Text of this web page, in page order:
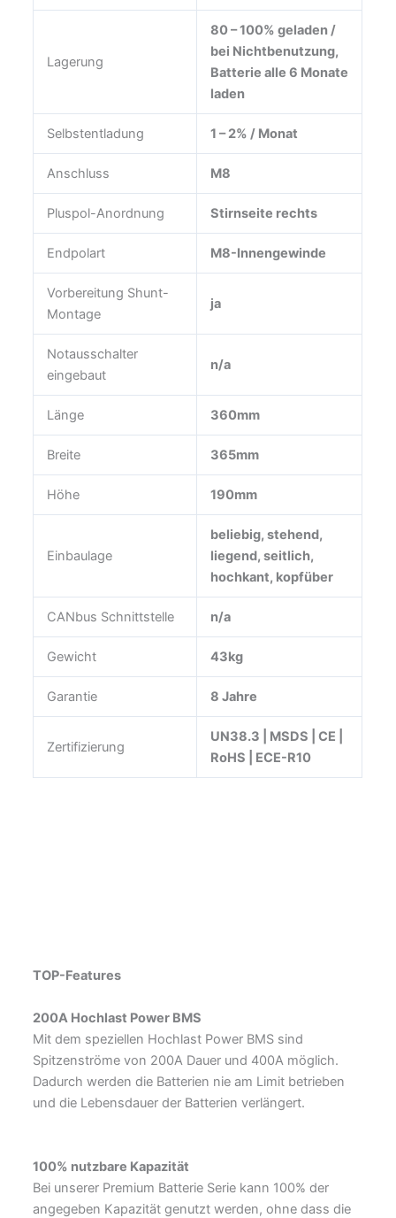
Lagerung
80 – 100% geladen /
bei Nichtbenutzung,
Batterie alle 6 Monate
laden
Selbstentladung 1 – 2% / Monat
Anschluss M8
Pluspol-Anordnung Stirnseite rechts
Endpolart M8-Innengewinde
Vorbereitung Shunt-
Montage
ja
Notausschalter
eingebaut
n/a
Länge 360mm
Breite 365mm
Höhe 190mm
Einbaulage
beliebig, stehend,
liegend, seitlich,
hochkant, kopfüber
CANbus Schnittstelle n/a
Gewicht 43kg
Garantie 8 Jahre
Zertifizierung
UN38.3 | MSDS | CE |
RoHS | ECE-R10
TOP-Features
200A Hochlast Power BMS
Mit dem speziellen Hochlast Power BMS sind
Spitzenströme von 200A Dauer und 400A möglich.
Dadurch werden die Batterien nie am Limit betrieben
und die Lebensdauer der Batterien verlängert.
100% nutzbare Kapazität
Bei unserer Premium Batterie Serie kann 100% der
angegeben Kapazität genutzt werden, ohne dass die